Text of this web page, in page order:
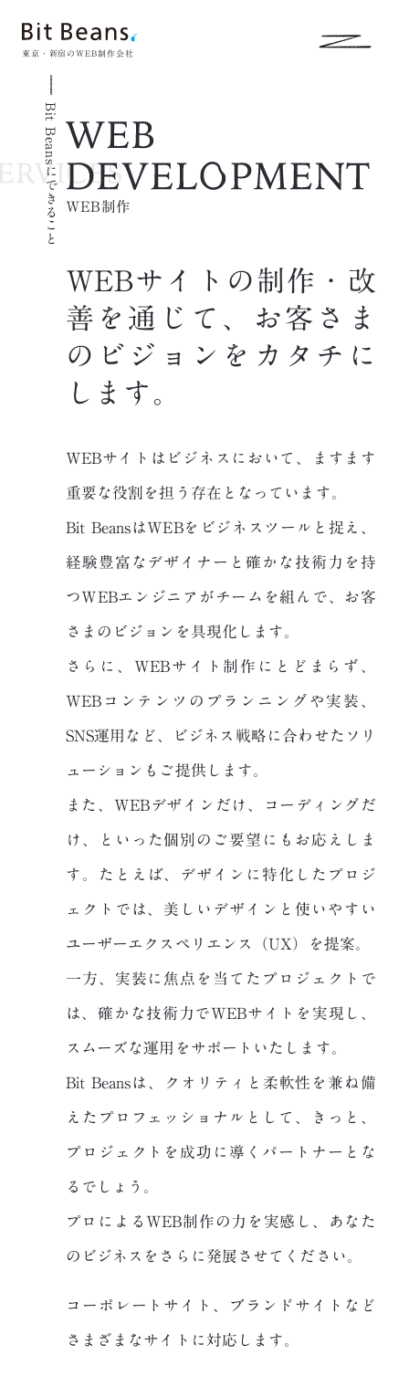
東京・新宿のWEB制作会社
Bit Beansにできること WEB制作
WEBサイトの制作・改
善を通じて、
お客さま
のビジョンをカタチに
します。
WEBサイトはビジネスにおいて、ますます
重要な役割を担う存在となっています。
Bit BeansはWEBをビジネスツールと捉え、
経験豊富なデザイナーと確かな技術力を持
つWEBエンジニアがチームを組んで、 お客
さまのビジョンを具現化します。
さらに、WEBサイト制作にとどまらず、
WEBコンテンツのプランニングや実装、
SNS運用など、ビジネス戦略に合わせた ソリ
ューションもご提供します。
また、WEBデザインだけ、コーディングだ
け、 といった個別のご要望にもお応えしま
す。 たとえば、デザインに特化したプロジ
ェクトでは、美しいデザインと使いやすい
ユーザーエクスペリエンス（UX）を提案。
一方、実装に焦点を当てたプロジェクトで
は、確かな技術力でWEBサイトを 実現し、
スムーズな運用をサポートいたします。
Bit Beansは、クオリティと柔軟性を兼ね備
えたプロフェッショナルとして、 きっと、
プロジェクトを成功に導くパートナーとな
るでしょう。
プロによるWEB制作の力を実感し、 あなた
のビジネスをさらに発展させてください。
コーポレートサイト、ブランドサイトなど
さまざまなサイトに対応します。